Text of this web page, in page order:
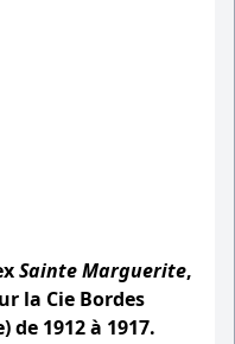
Sainte Marguerite,
la Cie Bordes
de 1912 à 1917.